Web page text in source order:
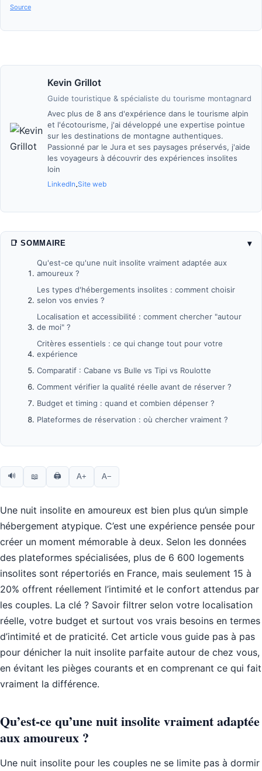
Source
Kevin Grillot
Guide touristique & spécialiste du tourisme montagnard
Avec plus de 8 ans d'expérience dans le tourisme alpin
et l'écotourisme, j'ai développé une expertise pointue
sur les destinations de montagne authentiques.
Passionné par le Jura et ses paysages préservés, j'aide
les voyageurs à découvrir des expériences insolites
loin
LinkedIn·Site web
📑 SOMMAIRE ▾
Qu'est-ce qu'une nuit insolite vraiment adaptée aux
amoureux ?
Les types d'hébergements insolites : comment choisir
selon vos envies ?
Localisation et accessibilité : comment chercher "autour
de moi" ?
Critères essentiels : ce qui change tout pour votre
expérience
Comparatif : Cabane vs Bulle vs Tipi vs Roulotte
Comment vérifier la qualité réelle avant de réserver ?
Budget et timing : quand et combien dépenser ?
Plateformes de réservation : où chercher vraiment ?
🔊 📖 🖨 A+ A−
Une nuit insolite en amoureux est bien plus qu’un simple
hébergement atypique. C’est une expérience pensée pour
créer un moment mémorable à deux. Selon les données
des plateformes spécialisées, plus de 6 600 logements
insolites sont répertoriés en France, mais seulement 15 à
20% offrent réellement l’intimité et le confort attendus par
les couples. La clé ? Savoir filtrer selon votre localisation
réelle, votre budget et surtout vos vrais besoins en termes
d’intimité et de praticité. Cet article vous guide pas à pas
pour dénicher la nuit insolite parfaite autour de chez vous,
en évitant les pièges courants et en comprenant ce qui fait
vraiment la différence.
Qu’est-ce qu’une nuit insolite vraiment adaptée
aux amoureux ?
Une nuit insolite pour les couples ne se limite pas à dormir